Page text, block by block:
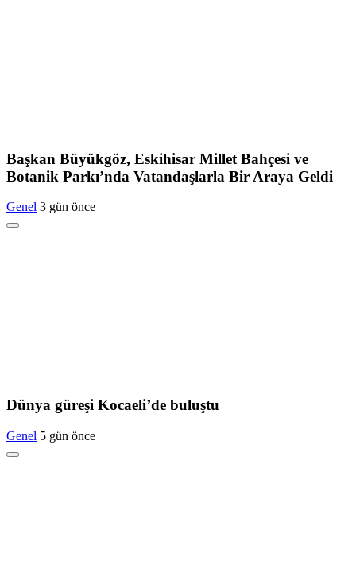
Başkan Büyükgöz, Eskihisar Millet Bahçesi ve
Botanik Parkı’nda Vatandaşlarla Bir Araya Geldi
Genel 3 gün önce
Dünya güreşi Kocaeli’de buluştu
Genel 5 gün önce